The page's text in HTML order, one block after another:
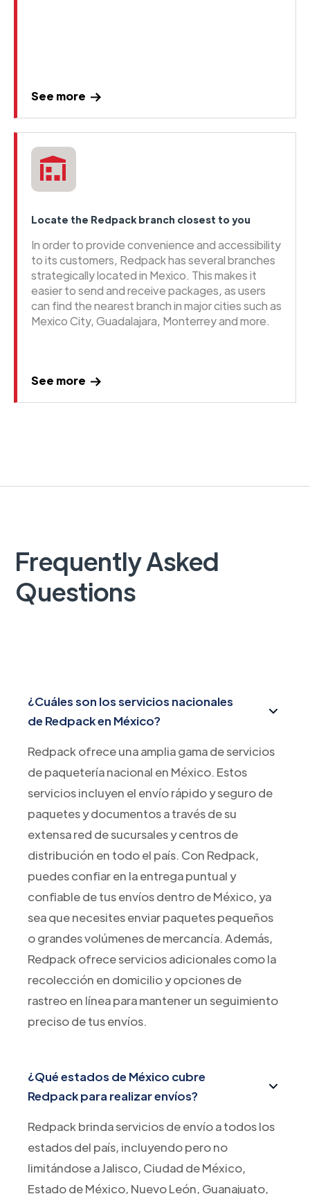
See more
Locate the Redpack branch closest to you
In order to provide convenience and accessibility
to its customers, Redpack has several branches
strategically located in Mexico. This makes it
easier to send and receive packages, as users
can find the nearest branch in major cities such as
Mexico City, Guadalajara, Monterrey and more.
See more
Frequently Asked
Questions
¿Cuáles son los servicios nacionales
de Redpack en México?
Redpack ofrece una amplia gama de servicios
de paquetería nacional en México. Estos
servicios incluyen el envío rápido y seguro de
paquetes y documentos a través de su
extensa red de sucursales y centros de
distribución en todo el país. Con Redpack,
puedes confiar en la entrega puntual y
confiable de tus envíos dentro de México, ya
sea que necesites enviar paquetes pequeños
o grandes volúmenes de mercancía. Además,
Redpack ofrece servicios adicionales como la
recolección en domicilio y opciones de
rastreo en línea para mantener un seguimiento
preciso de tus envíos.
¿Qué estados de México cubre
Redpack para realizar envíos?
Redpack brinda servicios de envío a todos los
estados del país, incluyendo pero no
limitándose a Jalisco, Ciudad de México,
Estado de México, Nuevo León, Guanajuato,